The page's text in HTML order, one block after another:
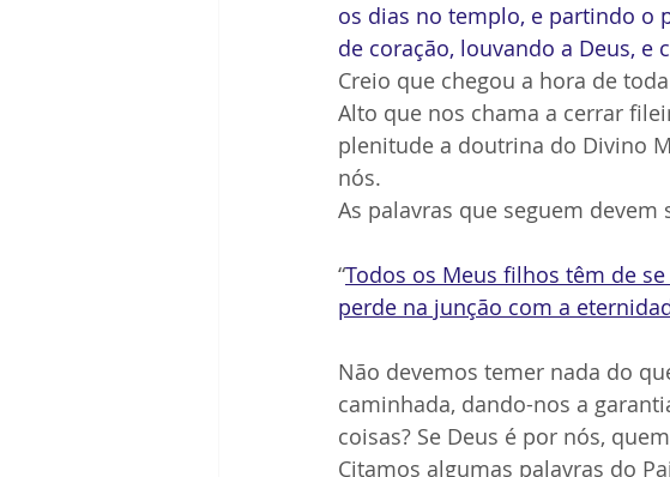
os dias no templo, e partindo o
de coração, louvando a Deus,
Creio que chegou a hora de
Alto que nos chama a cerrar
plenitude a doutrina do Divino
nós.
As palavras que seguem devem
“Todos os Meus filhos têm de
perde na junção com a
Não devemos temer nada do
caminhada, dando-nos a
coisas? Se Deus é por nós,
Citamos algumas palavras do